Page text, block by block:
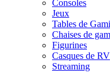
Consoles
Jeux
Tables de
Chaises de
Figurines
Casques de RV
Streaming